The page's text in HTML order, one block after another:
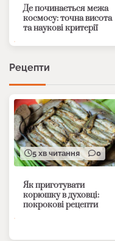
Де починається межа
космосу: точна висота
та наукові критерії
Рецепти
5 хв читання 0
Як приготувати
корюшку в духовці:
покрокові рецепти